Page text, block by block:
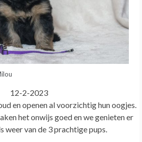
12-2-2023
en openen al voorzichtig hun oogjes.
het onwijs goed en we genieten er
weer van de 3 prachtige pups.